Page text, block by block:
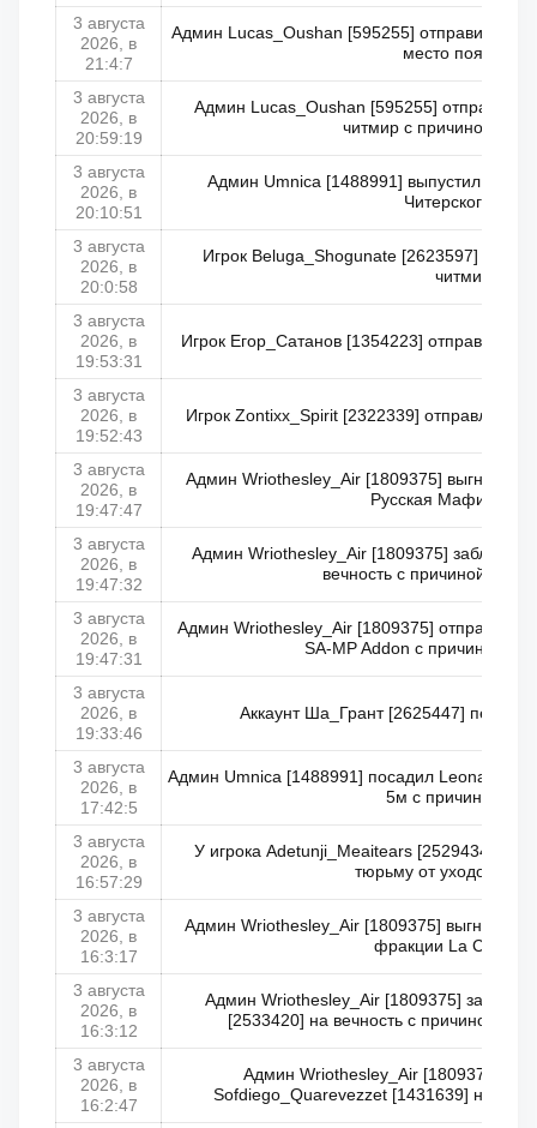
3 августа
2026, в
21:4:7
Админ Lucas_Oushan [595255] отправил
место
3 августа
2026, в
20:59:19
Админ Lucas_Oushan [595255] отправил
читмир с причиной: РД
3 августа
2026, в
20:10:51
Админ Umnica [1488991] выпустил
Читерского мира
3 августа
2026, в
20:0:58
Игрок Beluga_Shogunate [2623597]
читмире)
3 августа
2026, в
19:53:31
Игрок Егор_Сатанов [1354223] отправлен в
3 августа
2026, в
19:52:43
Игрок Zontixx_Spirit [2322339] отправлен в
3 августа
2026, в
19:47:47
Админ Wriothesley_Air [1809375] выгнал
Русская Мафия не в
3 августа
2026, в
19:47:32
Админ Wriothesley_Air [1809375]
вечность с причиной:
3 августа
2026, в
19:47:31
Админ Wriothesley_Air [1809375] отправил
SA-MP Addon с причиной:
3 августа
2026, в
19:33:46
Аккаунт Ша_Грант [2625447]
3 августа
2026, в
17:42:5
Админ Umnica [1488991] посадил
5м с причиной:
3 августа
2026, в
16:57:29
У игрока Adetunji_Meaitears [2529434]
тюрьму от уходов от
3 августа
2026, в
16:3:17
Админ Wriothesley_Air [1809375] выгнал
фракции La Cosa
3 августа
2026, в
16:3:12
Админ Wriothesley_Air [1809375]
[2533420] на вечность с причиной:
3 августа
2026, в
16:2:47
Админ Wriothesley_Air [1809375]
Sofdiego_Quarevezzet [1431639] на 15м